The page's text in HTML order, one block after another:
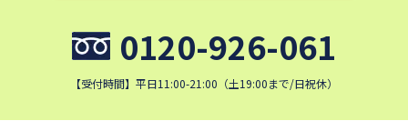
0120-926-061
【受付時間】平日11:00-21:00（土19:00まで/日祝休）